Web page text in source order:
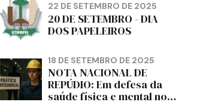
22 DE SETEMBRO DE 2025
20 DE SETEMBRO - DIA
DOS PAPELEIROS
18 DE SETEMBRO DE 2025
NOTA NACIONAL DE
REPÚDIO: Em defesa da
saúde física e mental no